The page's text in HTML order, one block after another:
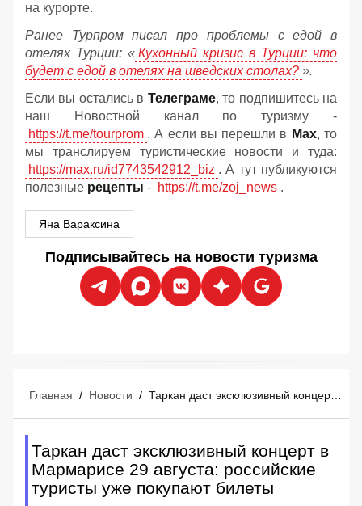
на курорте.
Ранее Турпром писал про проблемы с едой в
отелях Турции: « Кухонный кризис в Турции: что
будет с едой в отелях на шведских столах? ».
Если вы остались в Телеграме, то подпишитесь на
наш Новостной канал по туризму -
https://t.me/tourprom . А если вы перешли в Мах, то
мы транслируем туристические новости и туда:
https://max.ru/id7743542912_biz . А тут публикуются
полезные рецепты - https://t.me/zoj_news .
Яна Вараксина
Подписывайтесь на новости туризма
Главная / Новости / Таркан даст эксклюзивный концерт в Мармарисе 29 августа: российские туристы уже покупают билеты
Таркан даст эксклюзивный концерт в
Мармарисе 29 августа: российские
туристы уже покупают билеты